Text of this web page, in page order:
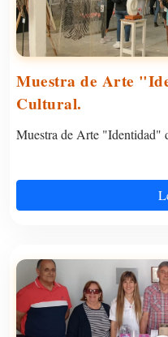
Muestra de Arte
Cultural.
Muestra de Arte "Identidad"